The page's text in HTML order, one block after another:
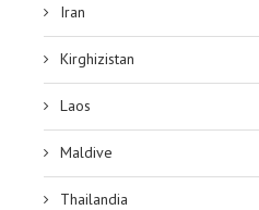
Iran
Kirghizistan
Laos
Maldive
Thailandia